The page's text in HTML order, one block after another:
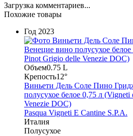
Загрузка комментариев...
Похожие товары
Год 2023
Объем0.75 L
Крепость12°
Виньети Дель Соле Пино
полусухое белое 0,75 л
Venezie DOC)
Pasqua Vigneti E Cantine S.P.A.
Италия
Полусухое